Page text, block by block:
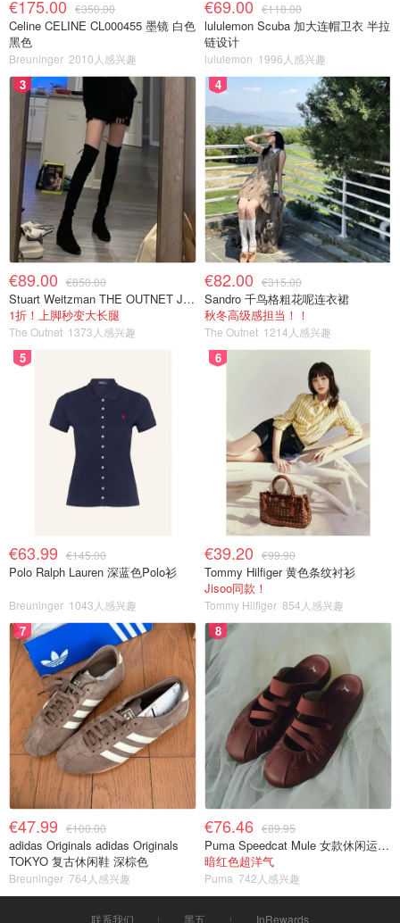
€175.00 €350.00
Celine CELINE CL000455 墨镜 白色
黑色
Breuninger 2010人感兴趣
€69.00 €118.00
lululemon Scuba 加大连帽卫衣 半拉
链设计
lululemon 1996人感兴趣
3
€89.00 €850.00
Stuart Weitzman THE OUTNET Jocey 弹力绒面过膝靴
1折！上脚秒变大长腿
The Outnet 1373人感兴趣
4
€82.00 €315.00
Sandro 千鸟格粗花呢连衣裙
秋冬高级感担当！！
The Outnet 1214人感兴趣
5
€63.99 €145.00
Polo Ralph Lauren 深蓝色Polo衫
Breuninger 1043人感兴趣
6
€39.20 €99.90
Tommy Hilfiger 黄色条纹衬衫
Jisoo同款！
Tommy Hilfiger 854人感兴趣
7
€47.99 €100.00
adidas Originals adidas Originals
TOKYO 复古休闲鞋 深棕色
Breuninger 764人感兴趣
8
€76.46 €89.95
Puma Speedcat Mule 女款休闲运动鞋
暗红色超洋气
Puma 742人感兴趣
联系我们 黑五 InRewards